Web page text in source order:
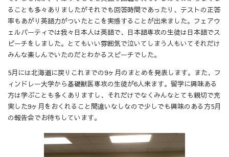
ることも多々ありましたがそれでも回答時間であったり、テストの正答
率もあがり英語力がついたとこを実感することが出来ました。フェアウ
ェルパーティでは我々日本人は英語で、日本語専攻の生徒は日本語でス
ピーチをしました。とてもいい雰囲気で泣いてしまう人もいてそれだけ
みんな楽しんでいたのだとわかるスピーチでした。
5月には北海道に戻りこれまでの9ヶ月のまとめを発表します。また、フ
ィンドレー大学から基礎獣医専攻の生徒が6人来ます。留学に興味ある
方は学ぶことも多くありますし、それだけでなくみんなとても親切で充
実した9ヶ月をおくれること間違いなしなので少しでも興味のある方5月
の報告会でお待ちしています。